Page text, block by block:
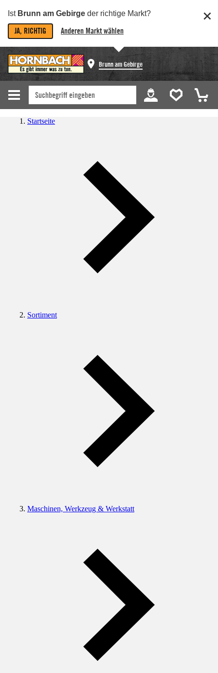
Ist Brunn am Gebirge der richtige Markt?
JA, RICHTIG Anderen Markt wählen
Brunn am Gebirge
Startseite
Sortiment
Maschinen, Werkzeug & Werkstatt